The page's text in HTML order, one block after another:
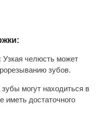
Узкая челюсть может
зубов.
могут находиться в
иметь достаточного